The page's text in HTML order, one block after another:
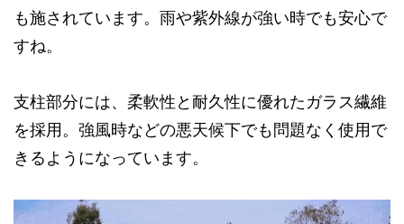
も施されています。雨や紫外線が強い時でも安心で
すね。
支柱部分には、柔軟性と耐久性に優れたガラス繊維
を採用。強風時などの悪天候下でも問題なく使用で
きるようになっています。